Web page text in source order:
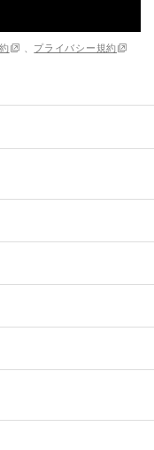
プライバシー規約